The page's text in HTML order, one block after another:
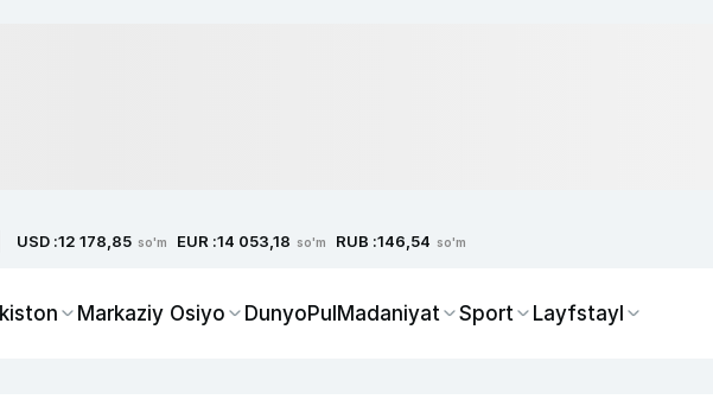
USD :12 178,85 so'm EUR :14 053,18 so'm RUB :146,54 so'm
Markaziy Osiyo DunyoPulMadaniyat Sport Layfstayl